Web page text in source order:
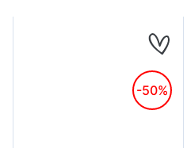
-50%